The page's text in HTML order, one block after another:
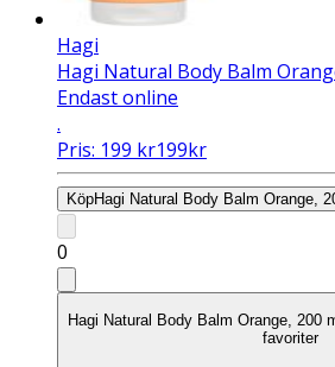
Hagi
Hagi Natural Body Balm
Endast online
.
Pris: 199 kr199kr
KöpHagi Natural Body Balm Orange,
0
Hagi Natural Body Balm Orange, 200
favoriter